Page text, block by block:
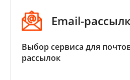
Email-
Выбор сервиса для
рассылок